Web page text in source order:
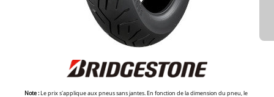
Note :Le prix s'applique aux pneus sans jantes. En fonction de la dimension du pneu, le